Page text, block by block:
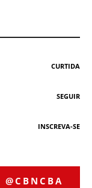
CURTIDA
SEGUIR
INSCREVA-SE
@CBNCBA